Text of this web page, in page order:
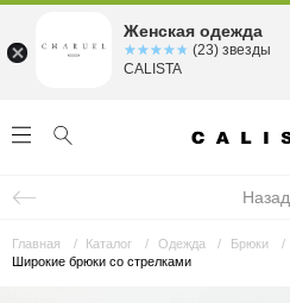
Назад
Главная Каталог Одежда Брюки
Широкие брюки со стрелками
Женская одежда
☆☆☆☆☆
★★★★★ (23) звезды
CALISTA